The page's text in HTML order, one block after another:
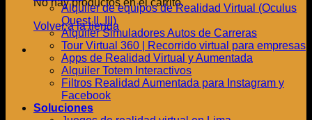
No hay productos en el carrito.
Volver a la tienda
Alquiler de equipos de Realidad Virtual (Oculus
Quest II, III)
Alquiler Simuladores Autos de Carreras
Tour Virtual 360 | Recorrido virtual para empresas
Apps de Realidad Virtual y Aumentada
Alquiler Totem Interactivos
Filtros Realidad Aumentada para Instagram y
Facebook
Soluciones